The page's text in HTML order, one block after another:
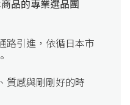
品的專業選品團
路引進，依循日本市
質感與剛剛好的時